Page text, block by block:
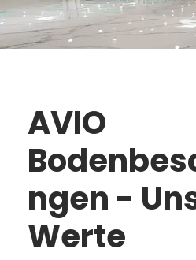
AVIO
ngen -
Werte